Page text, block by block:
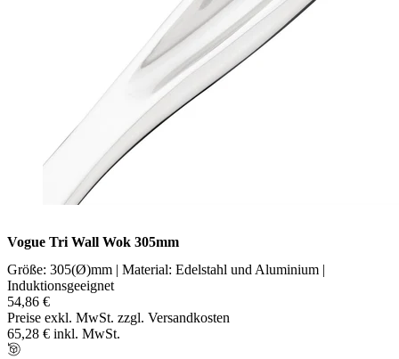
Vogue Tri Wall Wok 305mm
Größe: 305(Ø)mm | Material: Edelstahl und Aluminium |
Induktionsgeeignet
54,86 €
Preise exkl. MwSt. zzgl. Versandkosten
65,28 € inkl. MwSt.